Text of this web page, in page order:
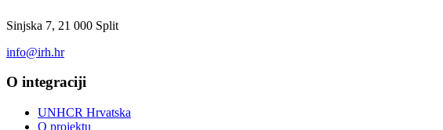
Sinjska 7, 21 000 Split
info@irh.hr
O integraciji
UNHCR Hrvatska
O projektu